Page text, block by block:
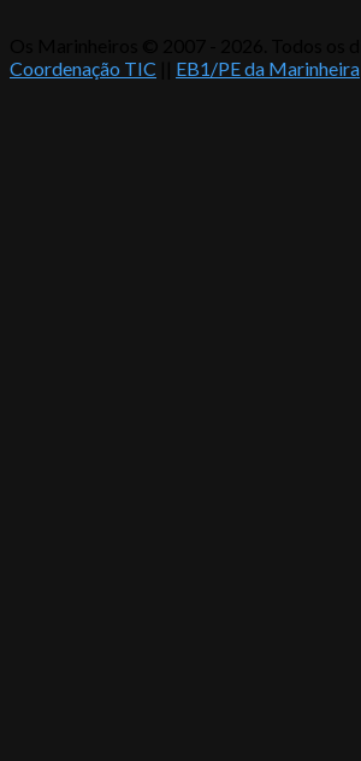
Coordenação TIC
EB1/PE da Marinheira